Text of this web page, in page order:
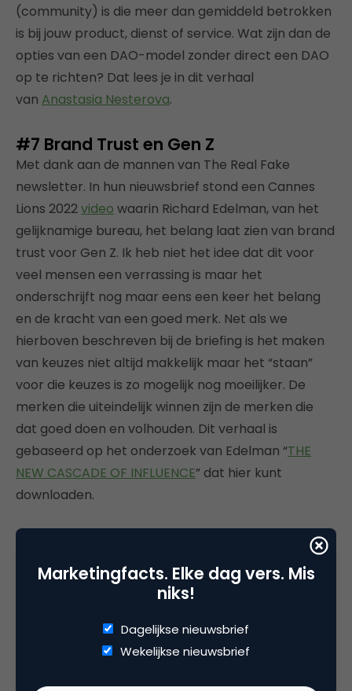
(community) is die meer dan gemiddeld betrokken
is bij jouw product, dienst of service. Wat zijn dan de
opties van een DAO-model zonder direct een DAO
op te richten? Dat lees je in dit verhaal
van Anastasia Nesterova.
#7 Brand Trust en Gen Z
Met dank aan de mannen van The Real Fake
newsletter. In hun nieuwsbrief stond een Cannes
Lions 2022video waarin Richard Edelman, van het
gelijknamige bureau, het belang laat zien van brand
trust voor Gen Z. Ik heb niet het idee dat dit voor
veel mensen een verrassing is maar het
onderschrijft nog maar eens een keer het belang
en de kracht van een goed merk. Net als we
hierboven beschreven bij de briefing is het maken
van keuzes niet altijd makkelijk maar het “staan”
voor die keuzes is zo mogelijk nog moeilijker. De
merken die uiteindelijk winnen zijn de merken die
dat goed doen en volhouden. Dit verhaal is
gebaseerd op het onderzoek van Edelman “THE
NEW CASCADE OF INFLUENCE” dat hier kunt
downloaden.
Marketingfacts. Elke dag vers. Mis
niks!
Dagelijkse nieuwsbrief
Wekelijkse nieuwsbrief